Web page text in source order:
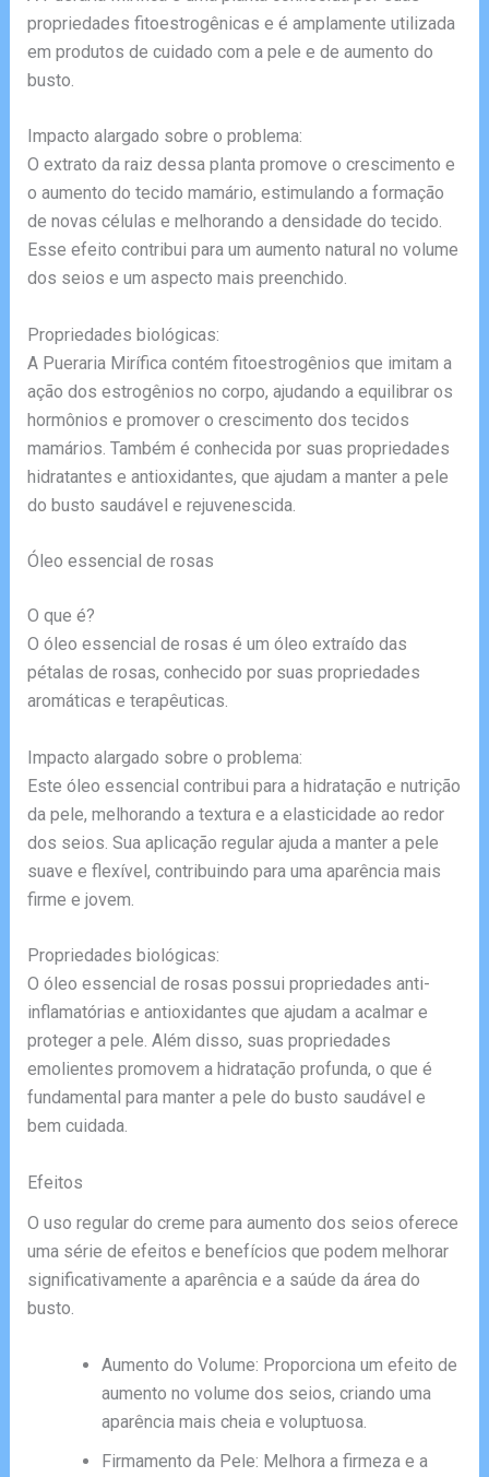
propriedades fitoestrogênicas e é amplamente utilizada
em produtos de cuidado com a pele e de aumento do
busto.
Impacto alargado sobre o problema:
O extrato da raiz dessa planta promove o crescimento e
o aumento do tecido mamário, estimulando a formação
de novas células e melhorando a densidade do tecido.
Esse efeito contribui para um aumento natural no volume
dos seios e um aspecto mais preenchido.
Propriedades biológicas:
A Pueraria Mirífica contém fitoestrogênios que imitam a
ação dos estrogênios no corpo, ajudando a equilibrar os
hormônios e promover o crescimento dos tecidos
mamários. Também é conhecida por suas propriedades
hidratantes e antioxidantes, que ajudam a manter a pele
do busto saudável e rejuvenescida.
Óleo essencial de rosas
O que é?
O óleo essencial de rosas é um óleo extraído das
pétalas de rosas, conhecido por suas propriedades
aromáticas e terapêuticas.
Impacto alargado sobre o problema:
Este óleo essencial contribui para a hidratação e nutrição
da pele, melhorando a textura e a elasticidade ao redor
dos seios. Sua aplicação regular ajuda a manter a pele
suave e flexível, contribuindo para uma aparência mais
firme e jovem.
Propriedades biológicas:
O óleo essencial de rosas possui propriedades anti-
inflamatórias e antioxidantes que ajudam a acalmar e
proteger a pele. Além disso, suas propriedades
emolientes promovem a hidratação profunda, o que é
fundamental para manter a pele do busto saudável e
bem cuidada.
Efeitos
O uso regular do creme para aumento dos seios oferece
uma série de efeitos e benefícios que podem melhorar
significativamente a aparência e a saúde da área do
busto.
Aumento do Volume: Proporciona um efeito de
aumento no volume dos seios, criando uma
aparência mais cheia e voluptuosa.
Firmamento da Pele: Melhora a firmeza e a